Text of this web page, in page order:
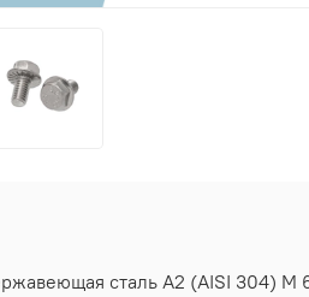
сталь А2 (AISI 304) M